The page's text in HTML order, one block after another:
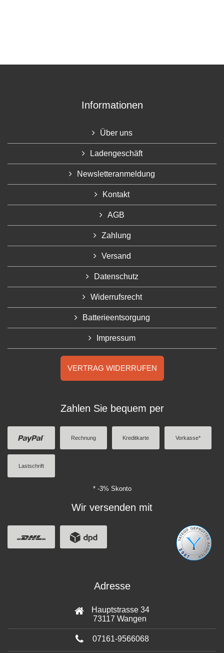
Informationen
Über uns
Ladengeschäft
Newsletteranmeldung
Kontakt
AGB
Zahlung
Versand
Datenschutz
Widerrufsrecht
Batterieentsorgung
Impressum
VERTRAG WIDERRUFEN
Zahlen Sie bequem per
Rechnung Kreditkarte Vorkasse*
Lastschrift
* -3% Skonto
Wir versenden mit
Adresse
Hauptstrasse 34
73117 Wangen
07161-9566068